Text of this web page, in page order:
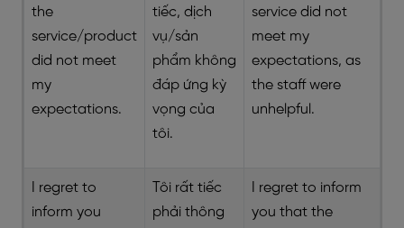
the
service/product
did not meet
my
expectations.
tiếc, dịch
vụ/sản
phẩm không
đáp ứng kỳ
vọng của
tôi.
service did not
meet my
expectations, as
the staff were
unhelpful.
I regret to
inform you
Tôi rất tiếc
phải thông
I regret to inform
you that the